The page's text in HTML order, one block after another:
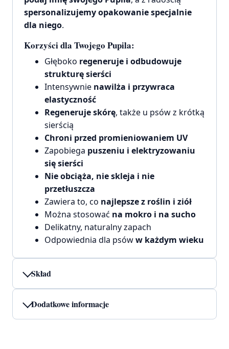
spersonalizujemy opakowanie specjalnie
dla niego.
Korzyści dla Twojego Pupila:
Głęboko regeneruje i odbudowuje
strukturę sierści
Intensywnie nawilża i przywraca
elastyczność
Regeneruje skórę, także u psów z krótką
sierścią
Chroni przed promieniowaniem UV
Zapobiega puszeniu i elektryzowaniu
się sierści
Nie obciąża, nie skleja i nie
przetłuszcza
Zawiera to, co najlepsze z roślin i ziół
Można stosować na mokro i na sucho
Delikatny, naturalny zapach
Odpowiednia dla psóww każdym wieku
Skład
Dodatkowe informacje